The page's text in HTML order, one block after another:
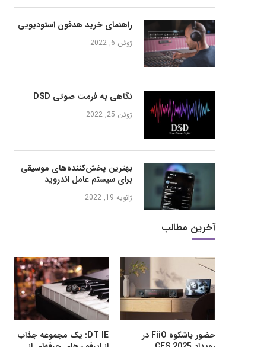
راهنمای خرید هدفون استودیویی
ژوئن 6, 2022
نگاهی به فرمت صوتی DSD
ژوئن 25, 2022
بهترین پخش‌کننده‌های موسیقی
برای سیستم عامل اندروید
ژانویه 19, 2022
آخرین مطالب
DT IE: یک مجموعه جذاب
حضور باشکوه FiiO در